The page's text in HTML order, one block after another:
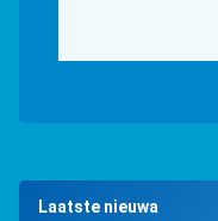
Laatste nieuwa